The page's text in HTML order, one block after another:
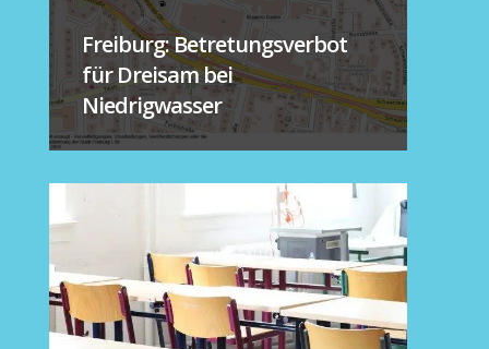
Freiburg: Betretungsverbot
für Dreisam bei
Niedrigwasser